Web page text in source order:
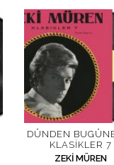
DÜNDEN
KLASIKLER 7
ZEKI MÜREN